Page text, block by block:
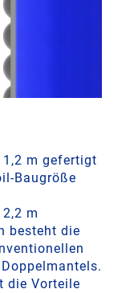
1,2 m gefertigt
Baugröße
m
besteht die
die Vorteile